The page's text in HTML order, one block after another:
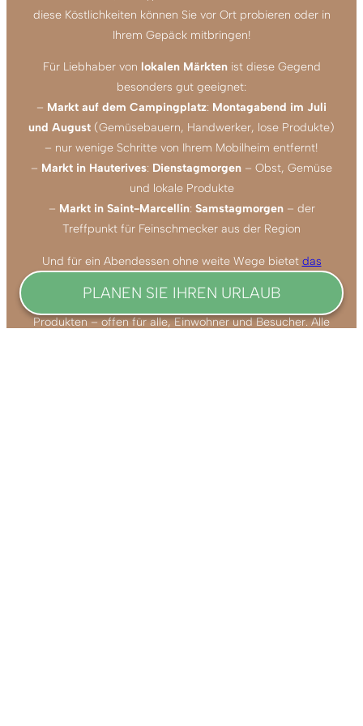
Reitenin unmittelbarer Nähe des Campingplatzes
Um Ihre sportlichen Ausflüge zu planen, besuchen Sie
die Website des Fremdenverkehrsamtes von
, die alle verfügbaren Aktivitäten nach Ihren
Interessengebieten auflistet.
diese Köstlichkeiten können Sie vor Ort probieren oder in
Ihrem Gepäck mitbringen!
Für Liebhaber von lokalen Märktenist diese Gegend
besonders gut geeignet:
– Markt auf dem Campingplatz: Montagabend im Juli
und August (Gemüsebauern, Handwerker, lose Produkte)
– nur wenige Schritte von Ihrem Mobilheim entfernt!
– Markt in Hauterives: Dienstagmorgen – Obst, Gemüse
und lokale Produkte
– Markt in Saint-Marcellin: Samstagmorgen– der
Treffpunkt für Feinschmecker aus der Region
Und für ein Abendessen ohne weite Wege bietet das
Campingplatz hausgemachte Speisen aus lokalen
Produkten – offen für alle, Einwohner und Besucher. Alle
PLANEN SIE IHREN URLAUB